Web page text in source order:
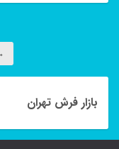
انواع
مختلفی
می
بازار فرش تهران